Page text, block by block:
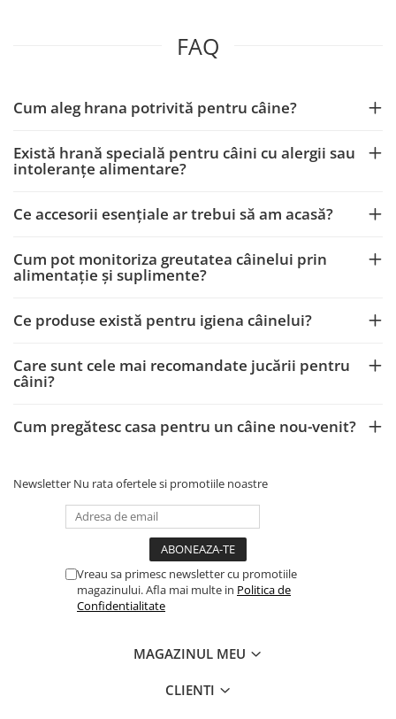
FAQ
Cum aleg hrana potrivită pentru câine?
Există hrană specială pentru câini cu alergii sau
intoleranțe alimentare?
Ce accesorii esențiale ar trebui să am acasă?
Cum pot monitoriza greutatea câinelui prin
alimentație și suplimente?
Ce produse există pentru igiena câinelui?
Care sunt cele mai recomandate jucării pentru
câini?
Cum pregătesc casa pentru un câine nou-venit?
Newsletter Nu rata ofertele si promotiile noastre
Vreau sa primesc newsletter cu promotiile
magazinului. Afla mai multe in Politica de
Confidentialitate
MAGAZINUL MEU
CLIENTI